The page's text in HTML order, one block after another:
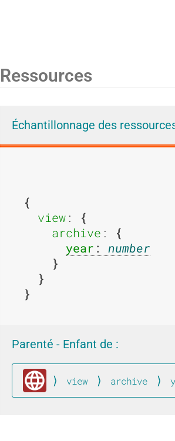
i
d
u
Ressources
Échantillonnage des
view :
archive :
year : number
Parenté - Enfant de :
Global
view archive